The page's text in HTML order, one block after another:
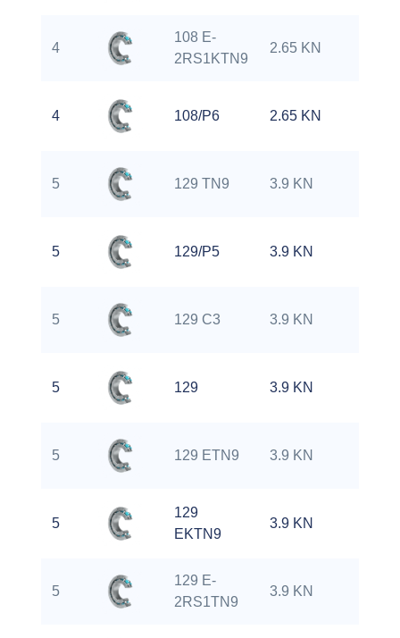
4
108 E-
2RS1KTN9
2.65 KN
4 108/P6 2.65 KN
5 129 TN9 3.9 KN
5 129/P5 3.9 KN
5 129 C3 3.9 KN
5 129 3.9 KN
5 129 ETN9 3.9 KN
5
129
EKTN9
3.9 KN
5
129 E-
2RS1TN9
3.9 KN